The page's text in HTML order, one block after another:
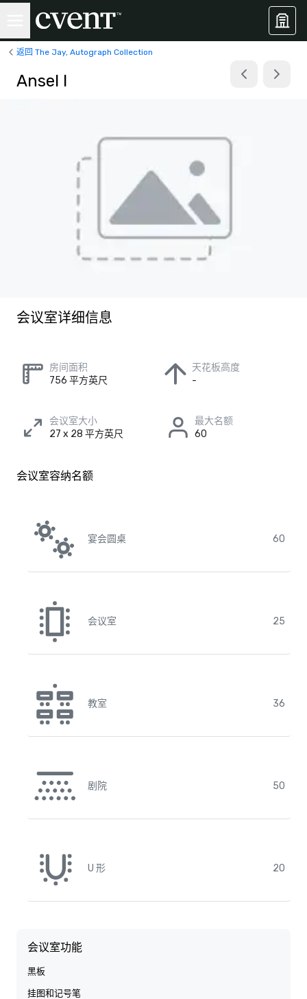
返回 The Jay, Autograph Collection
Ansel I
会议室详细信息
房间面积
756 平方英尺
天花板高度
-
会议室大小
27 x 28 平方英尺
最大名额
60
会议室容纳名额
宴会圆桌 60
会议室 25
教室 36
剧院 50
U 形 20
会议室功能
黑板
挂图和记号笔